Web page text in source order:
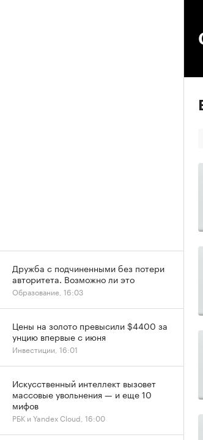
Дружба с подчиненными без потери
авторитета. Возможно ли это
Образование, 16:03
Цены на золото превысили $4400 за
унцию впервые с июня
Инвестиции, 16:01
Искусственный интеллект вызовет
массовые увольнения — и еще 10
мифов
РБК и Yandex Cloud, 16:00